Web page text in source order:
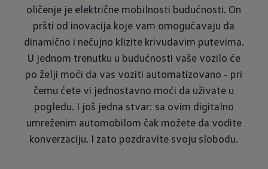
oličenje je električne mobilnosti budućnosti. On
pršti od inovacija koje vam omogućavaju da
dinamično i nečujno klizite krivudavim putevima.
U jednom trenutku u budućnosti vaše vozilo će
po želji moći da vas voziti automatizovano - pri
čemu ćete vi jednostavno moći da uživate u
pogledu. I još jedna stvar: sa ovim digitalno
umreženim automobilom čak možete da vodite
konverzaciju. I zato pozdravite svoju slobodu.